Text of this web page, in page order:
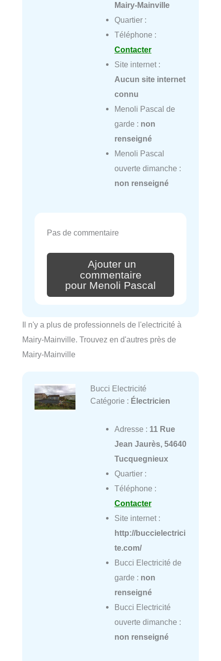
Mairy-Mainville
Quartier :
Téléphone :
Contacter
Site internet :
Aucun site internet
connu
Menoli Pascal de
garde : non
renseigné
Menoli Pascal
ouverte dimanche :
non renseigné
Pas de commentaire
Ajouter un
commentaire
pour Menoli Pascal
Il n'y a plus de professionnels de l'electricité à
Mairy-Mainville. Trouvez en d'autres près de
Mairy-Mainville
Bucci Electricité
Catégorie : Électricien
Adresse : 11 Rue
Jean Jaurès, 54640
Tucquegnieux
Quartier :
Téléphone :
Contacter
Site internet :
http://buccielectrici
te.com/
Bucci Electricité de
garde : non
renseigné
Bucci Electricité
ouverte dimanche :
non renseigné